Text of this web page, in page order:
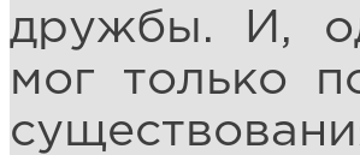
дружбы. И,
мог только